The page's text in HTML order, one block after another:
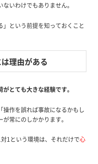
いわけでもありません。
という前提を知っておくこと
理由がある
とても大きな経験です。
作を誤れば事故になるかもし
常にのしかかります。
1という環境は、それだけで心